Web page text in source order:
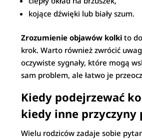
kojące dźwięki lub biały szum.
Zrozumienie objawów kolki to
krok. Warto również zwrócić
oczywiste sygnały, które mogą
sam problem, ale łatwo je
Kiedy podejrzewać
kiedy inne przyczyny
Wielu rodziców zadaje sobie